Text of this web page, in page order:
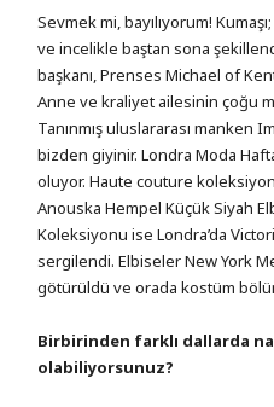
Sevmek mi, bayılıyorum!
ve incelikle baştan sona
başkanı, Prenses Michael of
Anne ve kraliyet ailesinin çoğu
Tanınmış uluslararası manken
bizden giyinir. Londra Moda
oluyor. Haute couture
Anouska Hempel Küçük Siyah
Koleksiyonu ise Londra’da
sergilendi. Elbiseler New York
götürüldü ve orada kostüm
Birbirinden farklı dallarda
olabiliyorsunuz?